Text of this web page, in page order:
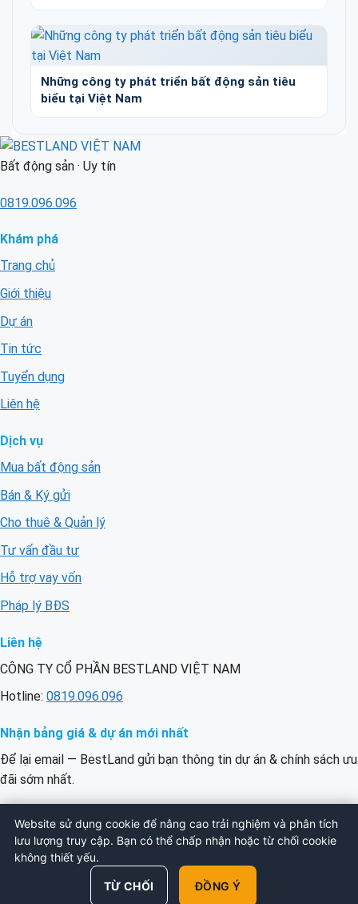
Những công ty phát triển bất động sản tiêu
biểu tại Việt Nam
Bất động sản · Uy tín
0819.096.096
Khám phá
Trang chủ
Giới thiệu
Dự án
Tin tức
Tuyển dụng
Liên hệ
Dịch vụ
Mua bất động sản
Bán & Ký gửi
Cho thuê & Quản lý
Tư vấn đầu tư
Hỗ trợ vay vốn
Pháp lý BĐS
Liên hệ
CÔNG TY CỔ PHẦN BESTLAND VIỆT NAM
Hotline: 0819.096.096
Nhận bảng giá & dự án mới nhất
Để lại email — BestLand gửi bạn thông tin dự án & chính sách ưu
đãi sớm nhất.
của
bạn
ĐĂNG KÝ
© 2026 BESTLAND VIỆT NAM. All Rights
Chính sách bảo mật Điều khoản
Website sử dụng cookie để nâng cao trải nghiệm và phân tích
lưu lượng truy cập. Bạn có thể chấp nhận hoặc từ chối cookie
không thiết yếu.
TỪ CHỐI ĐỒNG Ý